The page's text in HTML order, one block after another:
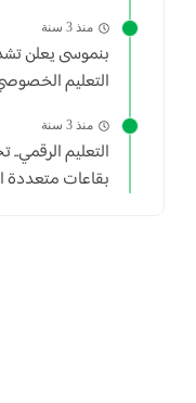
منذ 3 سنة
بنموسى يعلن
التعليم
منذ 3 سنة
بقاعات متعددة